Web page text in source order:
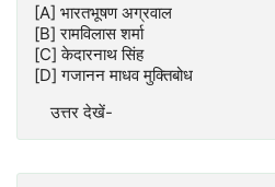
[A] भारतभूषण अग्रवाल
[B] रामविलास शर्मा
[C] केदारनाथ सिंह
[D] गजानन माधव मुक्तिबोध
उत्तर देखें-